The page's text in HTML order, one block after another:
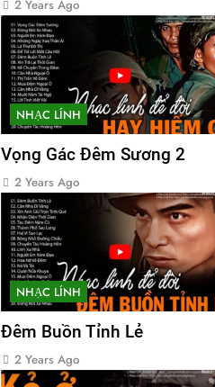
2 Years Ago
NHẠC LÍNH
Vọng Gác Đêm Sương 2
2 Years Ago
NHẠC LÍNH
Đêm Buồn Tỉnh Lẻ
2 Years Ago